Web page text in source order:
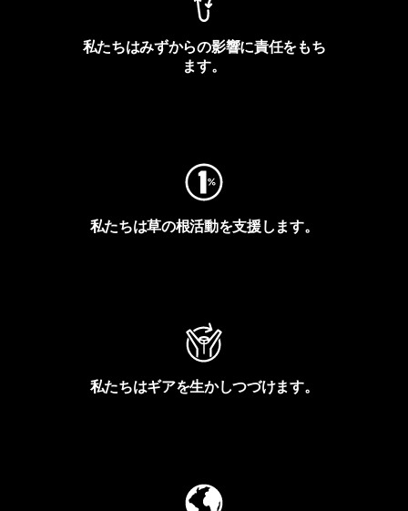
私たちはみずからの影響に責任をもち
ます。
私たちは草の根活動を支援します。
私たちはギアを生かしつづけます。